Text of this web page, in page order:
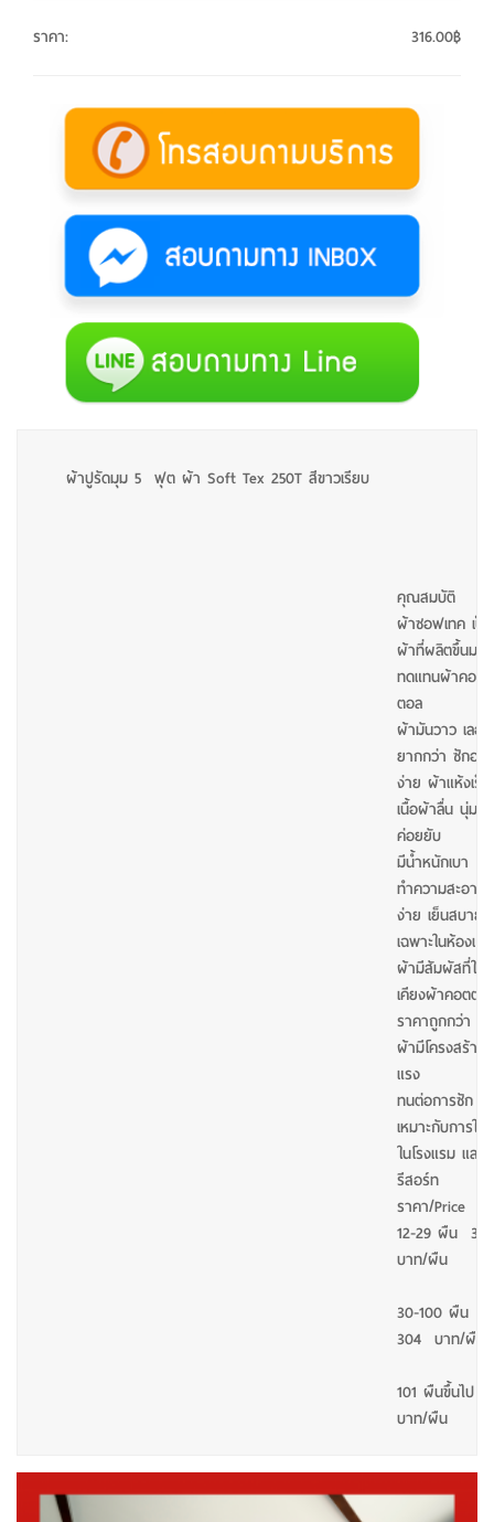
ราคา: 316.00฿
ผ้าปูรัดมุม 5 ฟุต ผ้า Soft Tex 250T สีขาวเรียบ
คุณสมบัติ
ผ้าซอฟเทค เป็น
ผ้าที่ผลิตขึ้นมา
ทดแทนผ้าคอต
ตอล
ผ้ามันวาว เลอะ
ยากกว่า ซักออ
ง่าย ผ้าแห้งเร็
เนื้อผ้าลื่น นุ่ม
ค่อยยับ
มีน้ำหนักเบา
ทำความสะอาด
ง่าย เย็นสบายโ
เฉพาะในห้องแอ
ผ้ามีสัมผัสที่ใกล้
เคียงผ้าคอตตอ
ราคาถูกกว่า เ
ผ้ามีโครงสร้าง
แรง
ทนต่อการซัก
เหมาะกับการใช้
ในโรงแรม และ
รีสอร์ท
ราคา/Price
12-29 ผืน 316
บาท/ผืน
30-100 ผืน
304 บาท/ผืน
101 ผืนขึ้นไป
บาท/ผืน